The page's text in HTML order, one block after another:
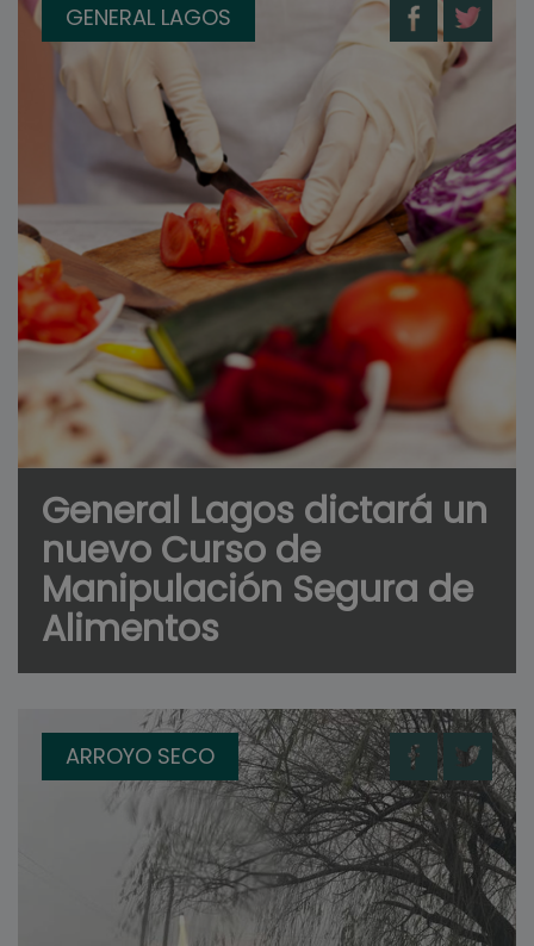
GENERAL LAGOS
General Lagos dictará un
nuevo Curso de
Manipulación Segura de
Alimentos
ARROYO SECO